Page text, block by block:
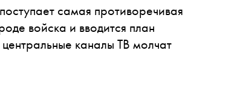
самая противоречивая
войска и вводится план
каналы ТВ молчат